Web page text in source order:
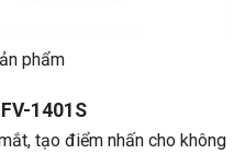
phẩm
1401S
tạo điểm nhấn cho không